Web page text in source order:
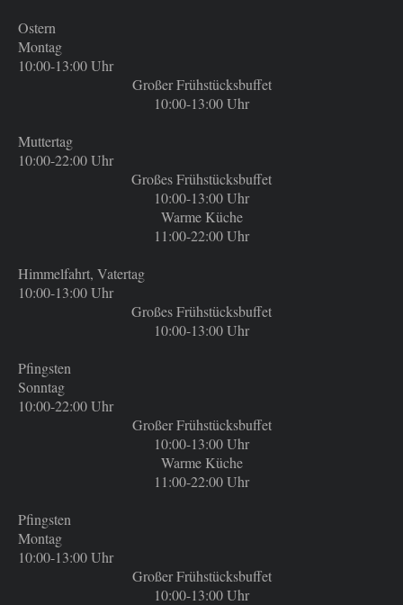
Ostern
Montag
10:00-13:00 Uhr
Großer Frühstücksbuffet
10:00-13:00 Uhr
Muttertag
10:00-22:00 Uhr
Großes Frühstücksbuffet
10:00-13:00 Uhr
Warme Küche
11:00-22:00 Uhr
Himmelfahrt, Vatertag
10:00-13:00 Uhr
Großes Frühstücksbuffet
10:00-13:00 Uhr
Pfingsten
Sonntag
10:00-22:00 Uhr
Großer Frühstücksbuffet
10:00-13:00 Uhr
Warme Küche
11:00-22:00 Uhr
Pfingsten
Montag
10:00-13:00 Uhr
Großer Frühstücksbuffet
10:00-13:00 Uhr